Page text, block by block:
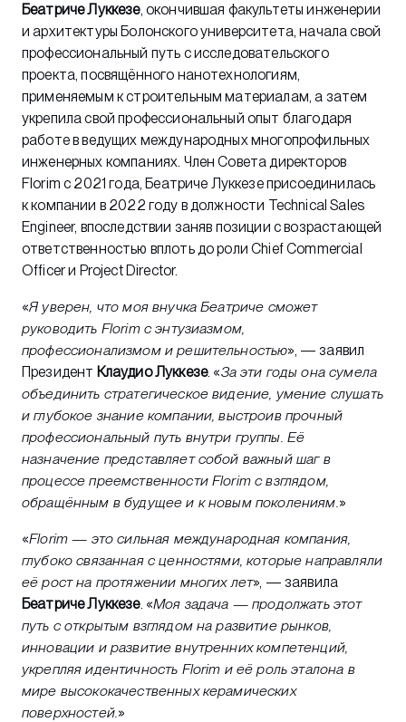
Беатриче Луккезе, окончившая факультеты инженерии
и архитектуры Болонского университета, начала свой
профессиональный путь с исследовательского
проекта, посвящённого нанотехнологиям,
применяемым к строительным материалам, а затем
укрепила свой профессиональный опыт благодаря
работе в ведущих международных многопрофильных
инженерных компаниях. Член Совета директоров
Florim с 2021 года, Беатриче Луккезе присоединилась
к компании в 2022 году в должности Technical Sales
Engineer, впоследствии заняв позиции с возрастающей
ответственностью вплоть до роли Chief Commercial
Officer и Project Director.
«Я уверен, что моя внучка Беатриче сможет
руководить Florim с энтузиазмом,
профессионализмом и решительностью», — заявил
Президент Клаудио Луккезе. «За эти годы она сумела
объединить стратегическое видение, умение слушать
и глубокое знание компании, выстроив прочный
профессиональный путь внутри группы. Её
назначение представляет собой важный шаг в
процессе преемственности Florim с взглядом,
обращённым в будущее и к новым поколениям.»
«Florim — это сильная международная компания,
глубоко связанная с ценностями, которые направляли
её рост на протяжении многих лет», — заявила
Беатриче Луккезе. «Моя задача — продолжать этот
путь с открытым взглядом на развитие рынков,
инновации и развитие внутренних компетенций,
укрепляя идентичность Florim и её роль эталона в
мире высококачественных керамических
поверхностей.»